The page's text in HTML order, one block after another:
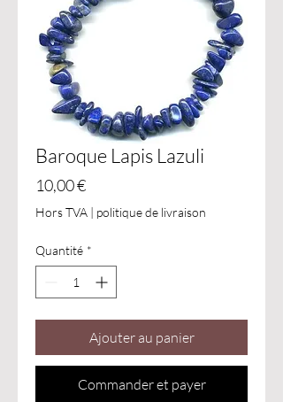
Baroque Lapis Lazuli
10,00 €Prix
Hors TVA | politique de livraison
Quantité *
Ajouter au panier
Commander et payer